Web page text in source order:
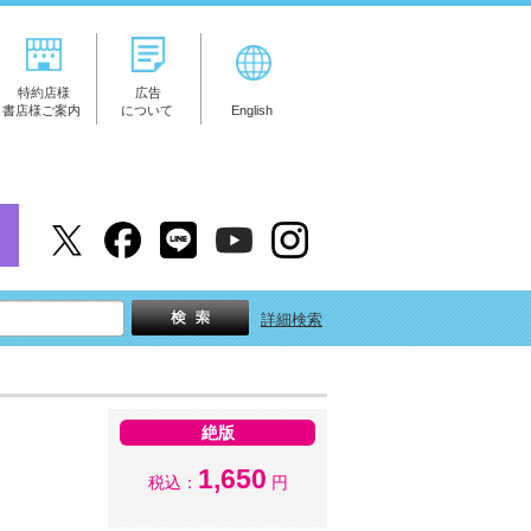
特約店様
書店様ご案内
広告
について
English
詳細検索
絶版
税込： 1,650 円